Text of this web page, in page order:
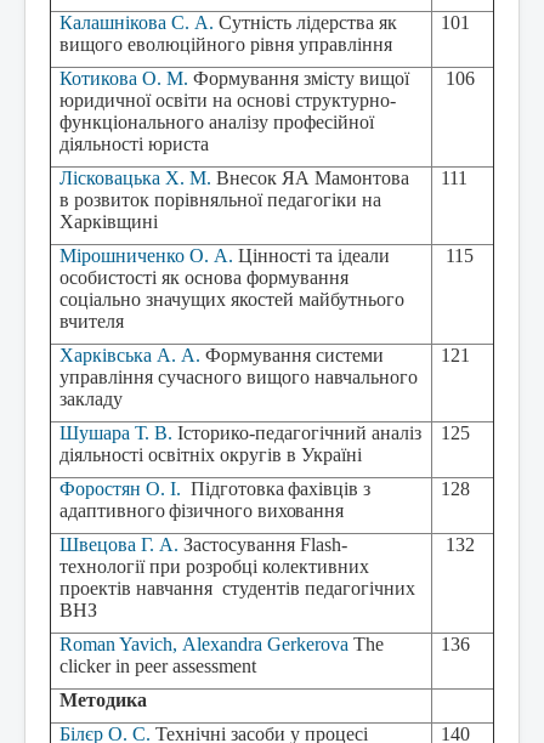
Калашнікова С. А. Сутність лідерства як
вищого еволюційного рівня управління
101
Котикова О. М. Формування змісту вищої
юридичної освіти на основі структурно-
функціонального аналізу професійної
діяльності юриста
106
Лісковацька Х. М.Внесок ЯА Мамонтова
в розвиток порівняльної педагогіки на
Харківщині
111
Мірошниченко О. А. Цінності та ідеали
особистості як основа формування
соціально значущих якостей майбутнього
вчителя
115
Харківська А. А. Формування системи
управління сучасного вищого навчального
закладу
121
Шушара Т. В. Історико-педагогічний аналіз
діяльності освітніх округів в Україні
125
Форостян О. І. Підготовка фахівців з
адаптивного фізичного виховання
128
Швецова Г. А. Застосування Flash-
технології при розробці колективних
проектів навчання студентів педагогічних
ВНЗ
132
Roman Yavich, Alexandra Gerkerova The
clicker in peer assessment
136
Методика
Білєр О. С. Технічні засоби у процесі
140